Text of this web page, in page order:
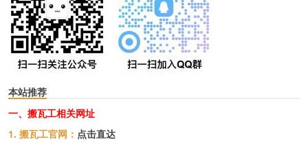
本站推荐
一、搬瓦工相关网址
1. 搬瓦工官网： 点击直达